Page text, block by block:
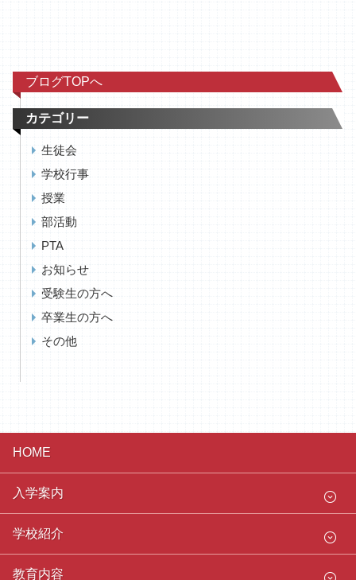
ブログTOPへ
カテゴリー
生徒会
学校行事
授業
部活動
PTA
お知らせ
受験生の方へ
卒業生の方へ
その他
HOME
入学案内
学校紹介
教育内容